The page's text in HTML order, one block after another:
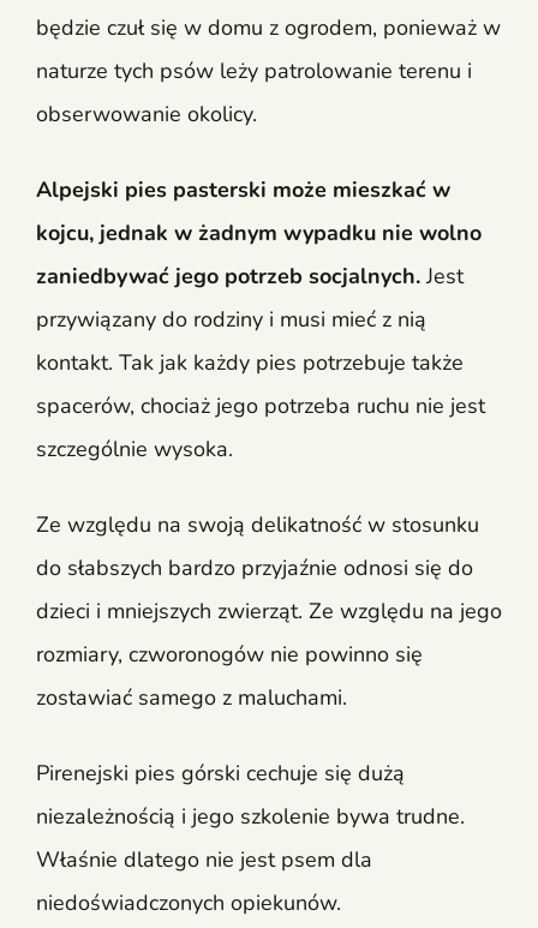
będzie czuł się w domu z ogrodem, ponieważ w
naturze tych psów leży patrolowanie terenu i
obserwowanie okolicy.
Alpejski pies pasterski może mieszkać w
kojcu, jednak w żadnym wypadku nie wolno
zaniedbywać jego potrzeb socjalnych.Jest
przywiązany do rodziny i musi mieć z nią
kontakt. Tak jak każdy pies potrzebuje także
spacerów, chociaż jego potrzeba ruchu nie jest
szczególnie wysoka.
Ze względu na swoją delikatność w stosunku
do słabszych bardzo przyjaźnie odnosi się do
dzieci i mniejszych zwierząt. Ze względu na jego
rozmiary, czworonogów nie powinno się
zostawiać samego z maluchami.
Pirenejski pies górski cechuje się dużą
niezależnością i jego szkolenie bywa trudne.
Właśnie dlatego nie jest psem dla
niedoświadczonych opiekunów.